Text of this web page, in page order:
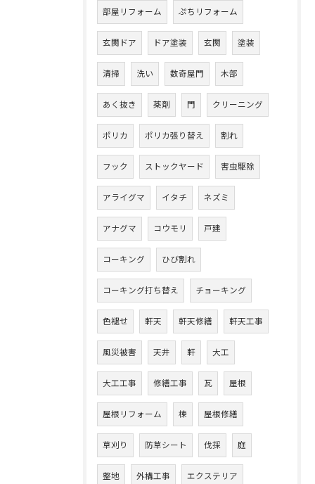
部屋リフォーム ぷちリフォーム
玄関ドア ドア塗装 玄関 塗装
清掃 洗い 数奇屋門 木部
あく抜き 薬剤 門 クリーニング
ポリカ ポリカ張り替え 割れ
フック ストックヤード 害虫駆除
アライグマ イタチ ネズミ
アナグマ コウモリ 戸建
コーキング ひび割れ
コーキング打ち替え チョーキング
色褪せ 軒天 軒天修繕 軒天工事
風災被害 天井 軒 大工
大工工事 修繕工事 瓦 屋根
屋根リフォーム 棟 屋根修繕
草刈り 防草シート 伐採 庭
整地 外構工事 エクステリア